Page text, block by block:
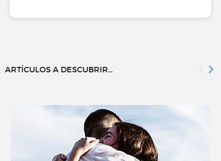
ARTÍCULOS A DESCUBRIR...